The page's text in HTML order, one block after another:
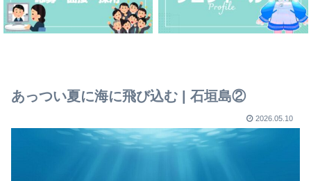
あっつい夏に海に飛び込む | 石垣島②
2026.05.10